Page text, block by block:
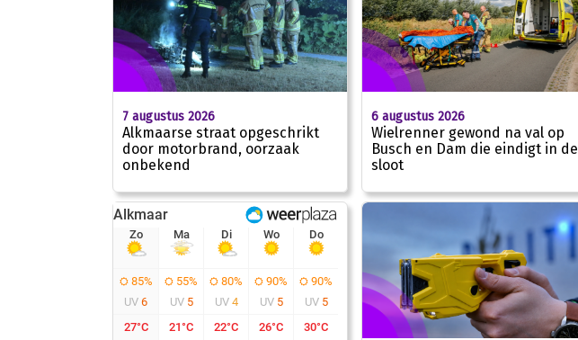
7 augustus 2026
Alkmaarse straat opgeschrikt
door motorbrand, oorzaak
onbekend
6 augustus 2026
Wielrenner gewond na val op
Busch en Dam die eindigt in de
sloot